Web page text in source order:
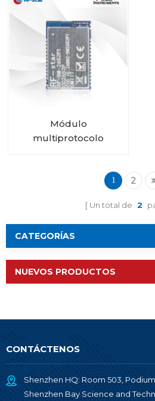
Módulo
multiprotocolo
1 2
Un total de 2
CATEGORÍAS
NUEVOS PRODUCTOS
CONTÁCTENOS
Shenzhen HQ: Room 503, Podium
Shenzhen Bay Science and